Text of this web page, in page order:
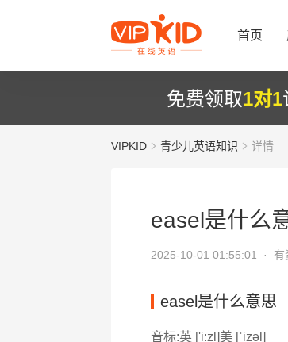
首页
免费领取1对1
VIPKID 青少儿英语知识 详情
easel是什么
2025-10-01 01:55:01 · 有
easel是什么意思
音标:英 ['i:zl]美 [ˈizəl]